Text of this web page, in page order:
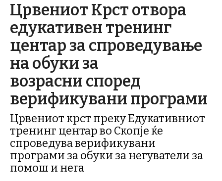
Црвениот Крст отвора
едукативен тренинг
центар за спроведување
на обуки за
возрасни според
верификувани програми
Црвениот крст преку Едукативниот
тренинг центар во Скопје ќе
спроведува верификувани
програми за обуки за негуватели за
помош и нега